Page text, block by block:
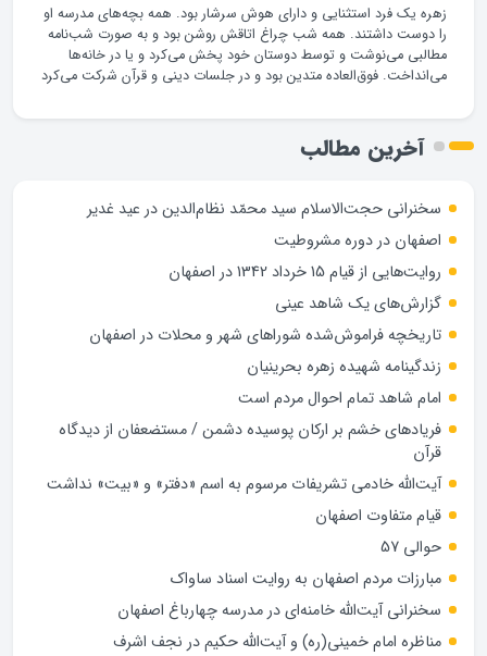
زهره یک فرد استثنایی و دارای هوش سرشار بود. همه بچه‌های مدرسه او
را دوست داشتند. همه شب چراغ اتاقش روشن بود و به صورت شب‌نامه
مطالبی می‌نوشت و توسط دوستان خود پخش می‌کرد و یا در خانه‌ها
می‌انداخت. فوق‌العاده متدین بود و در جلسات دینی و قرآن شرکت می‌کرد
آخرین مطالب
سخنرانی حجت‌الاسلام سید محمّد نظام‌الدین در عید غدیر
اصفهان در دوره مشروطیت
روایت‌هایی از قیام 15 خرداد 1342 در اصفهان
گزارش‌های یک شاهد عینی
تاریخچه فراموش‌شده شوراهای شهر و محلات در اصفهان
زندگینامه شهيده زهره بحرينيان
امام شاهد تمام احوال مردم است
فریادهای خشم بر ارکان پوسیده دشمن / مستضعفان از دیدگاه
قرآن
آیت‌الله خادمی تشریفات مرسوم به اسم «دفتر» و «بیت» نداشت
قیام متفاوت اصفهان
حوالی 57
مبارزات مردم اصفهان به روایت اسناد ساواک
سخنرانی آیت‌الله خامنه‌ای در مدرسه چهارباغ اصفهان
مناظره امام خمینی(ره) و آیت‌الله حکیم در نجف اشرف